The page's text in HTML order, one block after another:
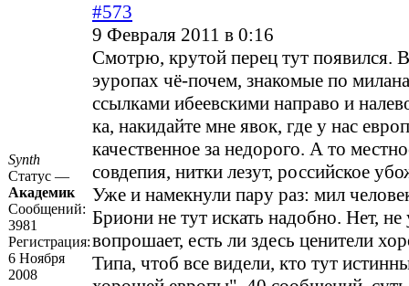
Synth
Статус —
Академик
Сообщений:
3981
Регистрация:
6 Ноября
2008
#573
9 Февраля 2011 в 0:16
Смотрю, крутой перец тут появился.
эуропах чё-почем, знакомые по
ссылками ибеевскими направо и
ка, накидайте мне явок, где у нас
качественное за недорого. А то
совдепия, нитки лезут, российское
Уже и намекнули пару раз: мил
Бриони не тут искать надобно. Нет, не
вопрошает, есть ли здесь ценители
Типа, чтоб все видели, кто тут